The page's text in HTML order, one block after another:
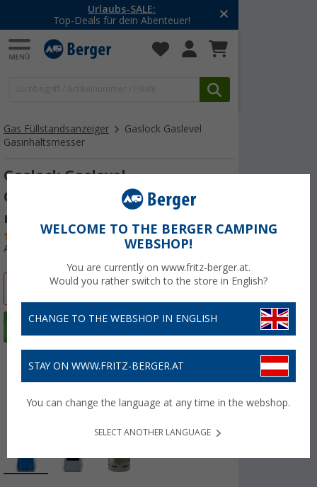
Urlaubs-SALE:
Top-Deals für dein Abenteuer!
Gas Füllstandsanzeiger
Gaslock Gaslevel
Gasinhaltsmesser
Gaslock Gaslevel
Gasinhaltsmesser 60 x 30 x 15
mm
(Über100)
Art.-Nr.: 238600
WELCOME TO THE BERGER CAMPING
WEBSHOP!
You are currently on www.fritz-berger.at.
Would you rather switch to the store in English?
CHANGE TO THE WEBSHOP IN ENGLISH
STAY ON WWW.FRITZ-BERGER.AT
You can change the language at any time in the webshop.
SELECT ANOTHER LANGUAGE